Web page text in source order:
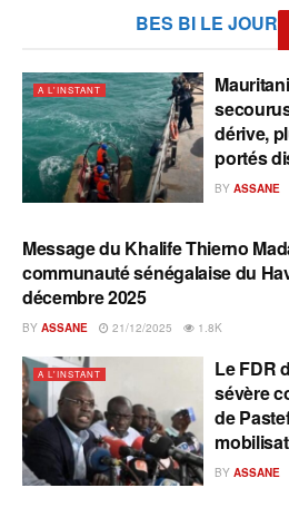
BES BI LE JOUR
A L'INSTANT
dérive,
portés
BY ASSANE
A L'INSTANT
Message du Khalife Thierno
communauté sénégalaise du
décembre 2025
BY ASSANE 21/12/2025 1.8K
A L'INSTANT
Le FDR
sévère
de
BY ASSANE